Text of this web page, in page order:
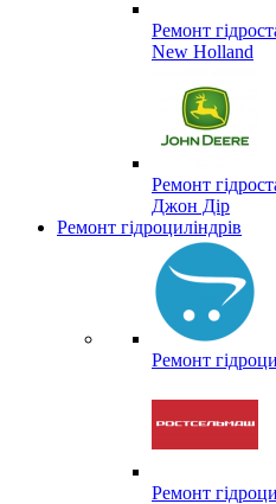
Ремонт
New Holland
Ремонт
Джон Дір
Ремонт гідроциліндрів
Ремонт
Ремонт